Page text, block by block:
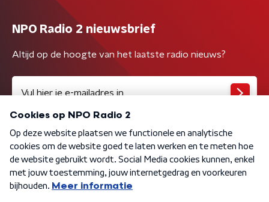
NPO Radio 2 nieuwsbrief
Altijd op de hoogte van het laatste radio nieuws?
Algemene voorwaarden